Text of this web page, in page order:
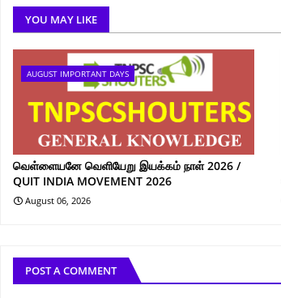
YOU MAY LIKE
AUGUST IMPORTANT DAYS
வெள்ளையனே வெளியேறு இயக்கம் நாள் 2026 /
QUIT INDIA MOVEMENT 2026
August 06, 2026
POST A COMMENT